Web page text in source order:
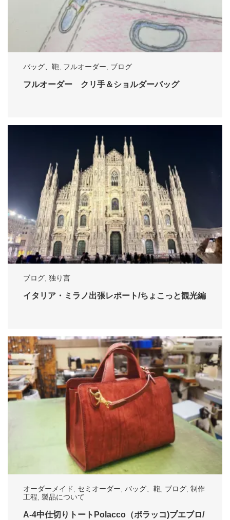
バッグ、鞄 フルオーダー ブログ
フルオーダー クリ手＆ショルダーバッグ
ブログ 独り言
イタリア・ミラノ出張レポート/ちょこっと観光編
オーダーメイド, セミオーダー, バッグ、鞄, ブログ, 制作
工程, 製品について
A-4中仕切りトートPolacco（ポラッコ)プエブロ/